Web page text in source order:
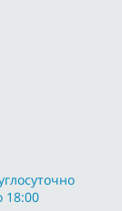
18:00